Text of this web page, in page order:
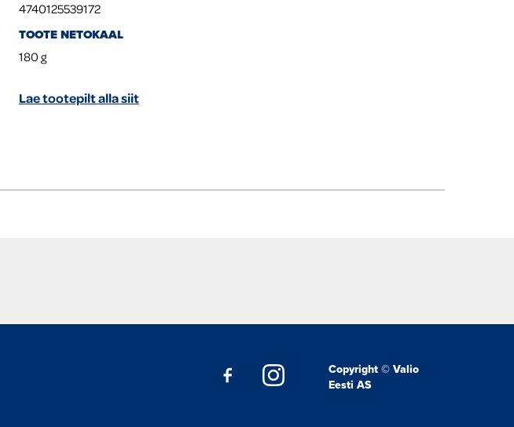
4740125539172
TOOTE NETOKAAL
180 g
Lae tootepilt alla siit
Copyright © Valio
Eesti AS